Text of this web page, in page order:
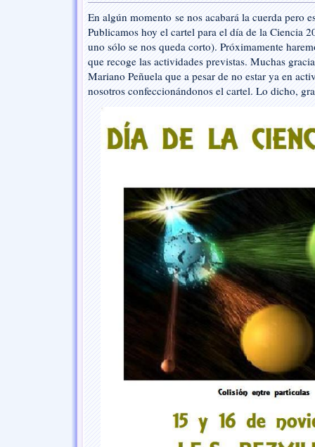
Día
de
la
Ciencia
2012
En algún momento se nos acabará la cuerda pero
Publicamos hoy el cartel para el día de la Ciencia
uno sólo se nos queda corto). Próximamente
que recoge las actividades previstas. Muchas
Mariano Peñuela que a pesar de no estar ya en
nosotros confeccionándonos el cartel. Lo dicho,